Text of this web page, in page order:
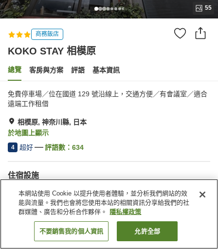
55
商務飯店
KOKO STAY 相模原
總覽 客房與方案 評語 基本資訊
免費停車場／位在國道 129 號沿線上，交通方便／有會議室／適合
遠端工作租借
相模原, 神奈川縣, 日本
於地圖上顯示
4 超好 評語數： 634
住宿設施
停車場
餐廳
自動販賣機
會議室
找客房
本網站使用 Cookie 以提升使用者體驗，並分析我們網站的效
能與流量。我們也會將您使用本站的相關資訊分享給我們的社
群媒體、廣告和分析合作夥伴。
隱私權政策
不要銷售我的個人資訊 允許全部